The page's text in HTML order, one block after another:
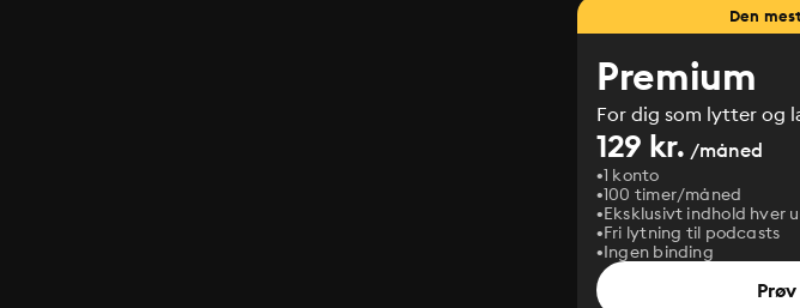
Den
Premium
For dig som lytter og
129 kr. /måned
1 konto
100 timer/måned
Eksklusivt indhold hver
Fri lytning til podcasts
Ingen binding